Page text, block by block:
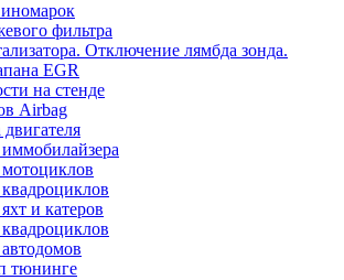
фильтра
Отключение лямбда зонда.
EGR
на стенде
Airbag
и катеров
тюнинге